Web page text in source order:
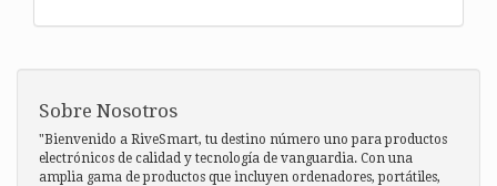
Sobre Nosotros
"Bienvenido a RiveSmart, tu destino número uno para productos
electrónicos de calidad y tecnología de vanguardia. Con una
amplia gama de productos que incluyen ordenadores, portátiles,